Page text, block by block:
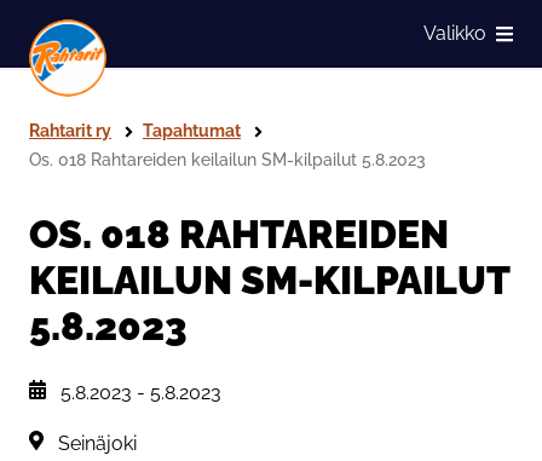
Siirry sivun sisältöön
Näytä
Valikko
Rahtarit ry
Tapahtumat
Os. 018 Rahtareiden keilailun SM-kilpailut 5.8.2023
OS. 018 RAHTAREIDEN
KEILAILUN SM-KILPAILUT
5.8.2023
, Tapahtuman päiväys:
5.8.2023 - 5.8.2023
Sijainti:Seinäjoki